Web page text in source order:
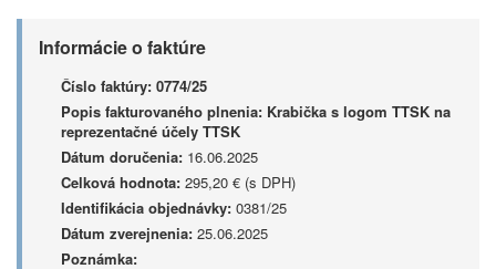
Informácie o faktúre
Číslo faktúry: 0774/25
Popis fakturovaného plnenia: Krabička s logom TTSK na
reprezentačné účely TTSK
Dátum doručenia: 16.06.2025
Celková hodnota: 295,20 € (s DPH)
Identifikácia objednávky: 0381/25
Dátum zverejnenia: 25.06.2025
Poznámka: